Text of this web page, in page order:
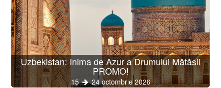
Uzbekistan: Inima de Azur a Drumului Mătăsii
PROMO!
15 24 octombrie 2026